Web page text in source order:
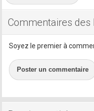
Commentaires des
Soyez le premier à
Poster un commentaire